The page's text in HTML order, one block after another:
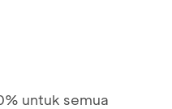
untuk semua